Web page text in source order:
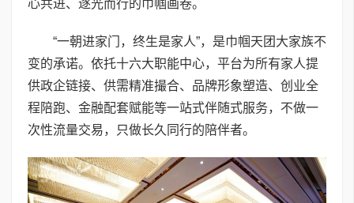
心共进、逐光而行的巾帼画卷。
“一朝进家门，终生是家人”，是巾帼天团大家族不
变的承诺。依托十六大职能中心，平台为所有家人提
供政企链接、供需精准撮合、品牌形象塑造、创业全
程陪跑、金融配套赋能等一站式伴随式服务，不做一
次性流量交易，只做长久同行的陪伴者。